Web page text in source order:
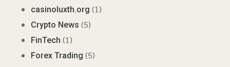
casinoluxth.org (1)
Crypto News (5)
FinTech (1)
Forex Trading (5)